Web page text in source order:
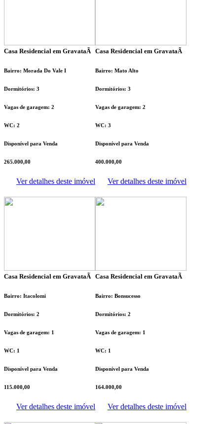
Casa Residencial em GravataÃ­
Bairro: Morada Do Vale I
Dormitórios: 3
Vagas de garagem: 2
WC: 2
Disponível para Venda
265.000,00
Ver detalhes deste imóvel
Casa Residencial em GravataÃ­
Bairro: Mato Alto
Dormitórios: 3
Vagas de garagem: 2
WC: 3
Disponível para Venda
400.000,00
Ver detalhes deste imóvel
Casa Residencial em GravataÃ­
Bairro: Itacolomi
Dormitórios: 2
Vagas de garagem: 1
WC: 1
Disponível para Venda
115.000,00
Ver detalhes deste imóvel
Casa Residencial em GravataÃ­
Bairro: Bonsucesso
Dormitórios: 2
Vagas de garagem: 1
WC: 1
Disponível para Venda
164.000,00
Ver detalhes deste imóvel